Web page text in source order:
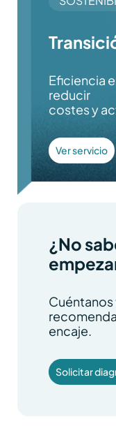
Eficiencia
reducir
costes y
Ver servicio
¿No
encaje.
Solicitar